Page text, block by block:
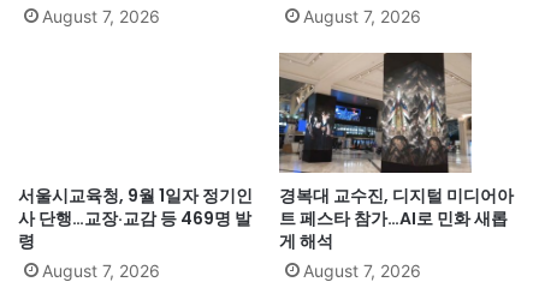
August 7, 2026 August 7, 2026
서울시교육청, 9월 1일자 정기인
사 단행…교장·교감 등 469명 발
령
August 7, 2026
경복대 교수진, 디지털 미디어아
트 페스타 참가…AI로 민화 새롭
게 해석
August 7, 2026